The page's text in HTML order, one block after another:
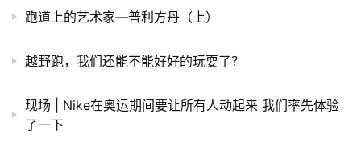
跑道上的艺术家—普利方丹（上）
越野跑，我们还能不能好好的玩耍了？
现场 | Nike在奥运期间要让所有人动起来 我们率先体验
了一下